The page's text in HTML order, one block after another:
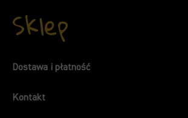
Sklep
Dostawa i płatność
Kontakt